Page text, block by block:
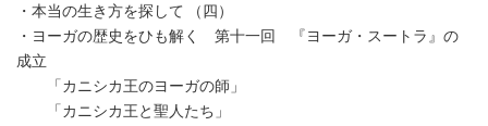
・本当の生き方を探して （四）
・ヨーガの歴史をひも解く 第十一回 『ヨーガ・スートラ』の
成立
「カニシカ王のヨーガの師」
「カニシカ王と聖人たち」